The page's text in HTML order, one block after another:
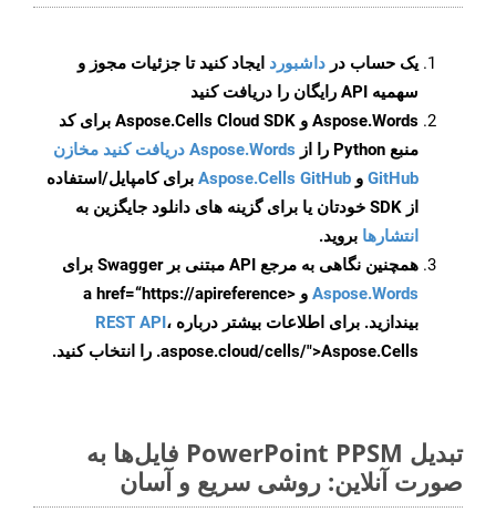
یک حساب در داشبورد ایجاد کنید تا جزئیات مجوز و
سهمیه API رایگان را دریافت کنید
Aspose.Words و Aspose.Cells Cloud SDK برای کد
منبع Python را از
Aspose.Words دریافت کنید مخازن
GitHub و Aspose.Cells GitHub برای کامپایل/استفاده
از SDK خودتان یا برای گزینه های دانلود جایگزین به
انتشارها بروید.
همچنین نگاهی به مرجع API مبتنی بر Swagger برای
Aspose.Words
و <a href=“https://apireference
بیندازید. برای اطلاعات بیشتر درباره REST API،
.aspose.cloud/cells/">Aspose.Cells را انتخاب کنید.
تبدیل PowerPoint PPSM فایل‌ها به
صورت آنلاین: روشی سریع و آسان